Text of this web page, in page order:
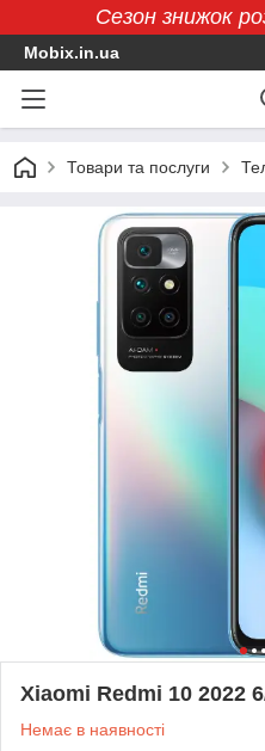
Сезон знижок
Mobix.in.ua
Товари та послуги
Xiaomi Redmi 10 2022
Немає в наявності